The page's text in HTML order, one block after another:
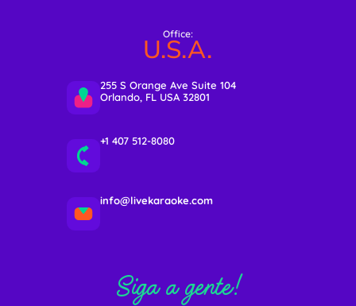
Office:
U.S.A.
255 S Orange Ave Suite 104
Orlando, FL USA 32801
+1 407 512-8080
info@livekaraoke.com
Siga a gente!